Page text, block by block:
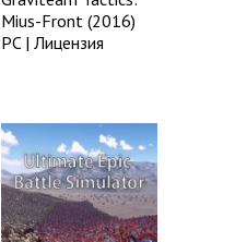
Mius-Front (2016)
PC | Лицензия